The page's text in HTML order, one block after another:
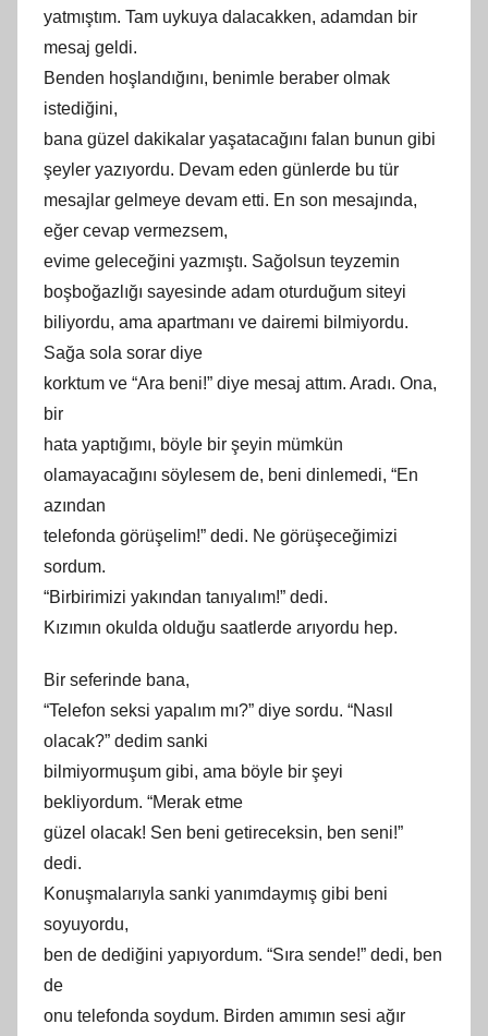
yatmıştım. Tam uykuya dalacakken, adamdan bir
mesaj geldi.
Benden hoşlandığını, benimle beraber olmak
istediğini,
bana güzel dakikalar yaşatacağını falan bunun gibi
şeyler yazıyordu. Devam eden günlerde bu tür
mesajlar gelmeye devam etti. En son mesajında,
eğer cevap vermezsem,
evime geleceğini yazmıştı. Sağolsun teyzemin
boşboğazlığı sayesinde adam oturduğum siteyi
biliyordu, ama apartmanı ve dairemi bilmiyordu.
Sağa sola sorar diye
korktum ve “Ara beni!” diye mesaj attım. Aradı. Ona,
bir
hata yaptığımı, böyle bir şeyin mümkün
olamayacağını söylesem de, beni dinlemedi, “En
azından
telefonda görüşelim!” dedi. Ne görüşeceğimizi
sordum.
“Birbirimizi yakından tanıyalım!” dedi.
Kızımın okulda olduğu saatlerde arıyordu hep.
Bir seferinde bana,
“Telefon seksi yapalım mı?” diye sordu. “Nasıl
olacak?” dedim sanki
bilmiyormuşum gibi, ama böyle bir şeyi
bekliyordum. “Merak etme
güzel olacak! Sen beni getireceksin, ben seni!”
dedi.
Konuşmalarıyla sanki yanımdaymış gibi beni
soyuyordu,
ben de dediğini yapıyordum. “Sıra sende!” dedi, ben
de
onu telefonda soydum. Birden amımın sesi ağır